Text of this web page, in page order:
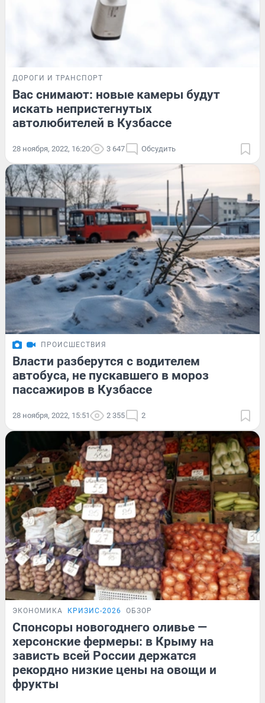
ДОРОГИ И ТРАНСПОРТ
Вас снимают: новые камеры будут
искать непристегнутых
автолюбителей в Кузбассе
28 ноября, 2022, 16:20 3 647 Обсудить
ПРОИСШЕСТВИЯ
Власти разберутся с водителем
автобуса, не пускавшего в мороз
пассажиров в Кузбассе
28 ноября, 2022, 15:51 2 355 2
ЭКОНОМИКА КРИЗИС-2026 ОБЗОР
Спонсоры новогоднего оливье —
херсонские фермеры: в Крыму на
зависть всей России держатся
рекордно низкие цены на овощи и
фрукты